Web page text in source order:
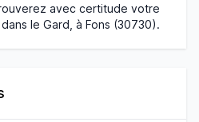
avec certitude votre
le Gard, à Fons (30730).